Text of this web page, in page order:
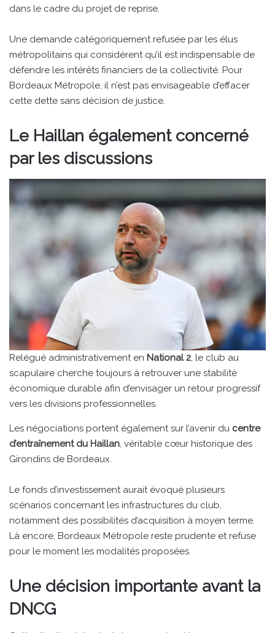
dans le cadre du projet de reprise.
Une demande catégoriquement refusée par les élus
métropolitains qui considèrent qu’il est indispensable de
défendre les intérêts financiers de la collectivité. Pour
Bordeaux Métropole, il n’est pas envisageable d’effacer
cette dette sans décision de justice.
Le Haillan également concerné
par les discussions
Relégué administrativement en National 2, le club au
scapulaire cherche toujours à retrouver une stabilité
économique durable afin d’envisager un retour progressif
vers les divisions professionnelles.
Les négociations portent également sur l’avenir du centre
d’entraînement du Haillan, véritable cœur historique des
Girondins de Bordeaux.
Le fonds d’investissement aurait évoqué plusieurs
scénarios concernant les infrastructures du club,
notamment des possibilités d’acquisition à moyen terme.
Là encore, Bordeaux Métropole reste prudente et refuse
pour le moment les modalités proposées.
Une décision importante avant la
DNCG